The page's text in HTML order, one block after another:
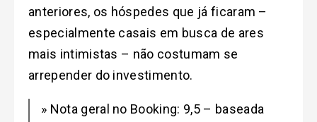
anteriores, os hóspedes que já ficaram –
especialmente casais em busca de ares
mais intimistas – não costumam se
arrepender do investimento.
» Nota geral no Booking: 9,5 – baseada